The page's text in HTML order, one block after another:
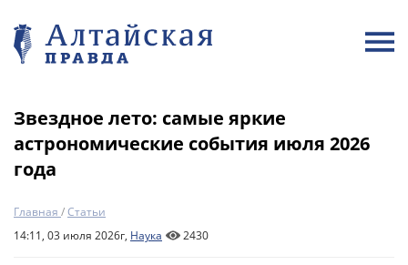
Звездное лето: самые яркие
астрономические события июля 2026
года
Главная /Статьи
14:11, 03 июля 2026г, Наука 2430